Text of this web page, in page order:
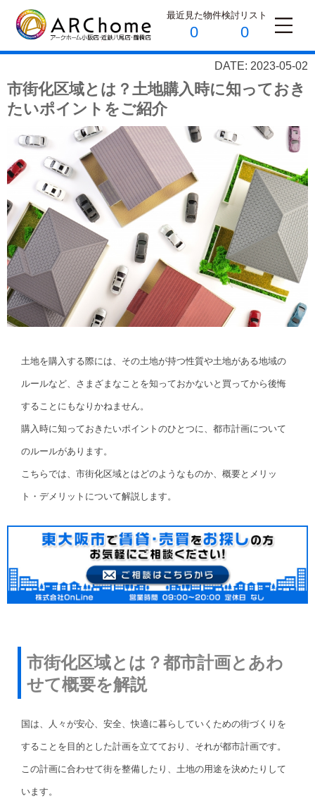
最近見た物件
0
検討リスト
0
DATE: 2023-05-02
市街化区域とは？土地購入時に知っておき
たいポイントをご紹介
土地を購入する際には、その土地が持つ性質や土地がある地域の
ルールなど、さまざまなことを知っておかないと買ってから後悔
することにもなりかねません。
購入時に知っておきたいポイントのひとつに、都市計画について
のルールがあります。
こちらでは、市街化区域とはどのようなものか、概要とメリッ
ト・デメリットについて解説します。
市街化区域とは？都市計画とあわ
せて概要を解説
国は、人々が安心、安全、快適に暮らしていくための街づくりを
することを目的とした計画を立てており、それが都市計画です。
この計画に合わせて街を整備したり、土地の用途を決めたりして
います。